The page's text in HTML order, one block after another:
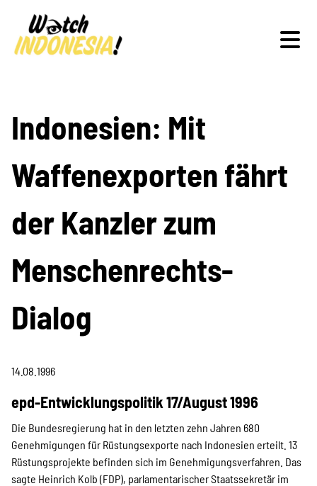
Schwerpunkte
Veranstaltungen
Publikationen
Kampagne
Stellenangebote
Indonesien: Mit
Waffenexporten fährt
der Kanzler zum
Menschenrechts-
Dialog
14.08.1996
epd-Entwicklungspolitik 17/August 1996
Die Bundesregierung hat in den letzten zehn Jahren 680
Genehmigungen für Rüstungsexporte nach Indonesien erteilt. 13
Rüstungsprojekte befinden sich im Genehmigungsverfahren. Das
sagte Heinrich Kolb (FDP), parlamentarischer Staatssekretär im